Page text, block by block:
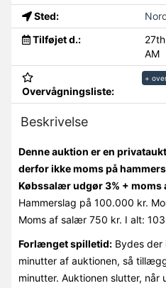
Sted:
Tilføjet d.:
AM
Overvågningsliste:
+
Beskrivelse
Denne auktion er en
derfor ikke moms på
Købssalær udgør 3% + moms
Hammerslag på 100.000 kr.
Moms af salær 750 kr. I alt:
Forlænget spilletid:Bydes der
minutter af auktionen, så
minutter. Auktionen slutter,